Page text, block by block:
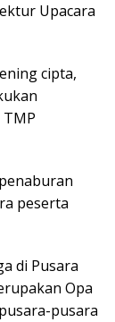
Upacara
cipta,
peserta
di Pusara
Opa
pusara